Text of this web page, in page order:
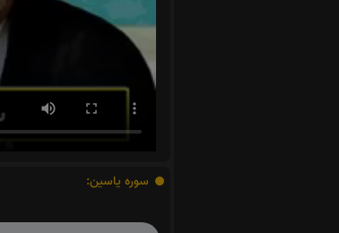
سوره یاسین: